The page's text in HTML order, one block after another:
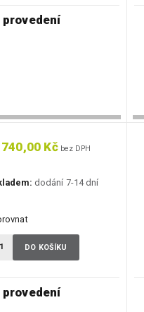
provedení
provedení
740,00 Kčbez DPH
dodání 7-14 dní
DO KOŠÍKU